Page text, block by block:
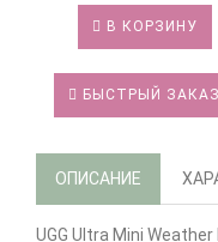
В КОРЗИНУ
БЫСТРЫЙ ЗАКАЗ
ОПИСАНИЕ
UGG Ultra Mini